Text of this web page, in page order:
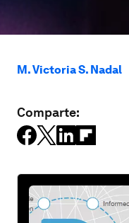
M. Victoria S. Nadal
Comparte: